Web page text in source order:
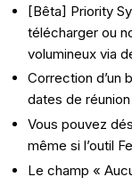
[Bêta] Priority
télécharger ou
volumineux via
Correction d’un
dates de
Vous pouvez
même si l’outil
Le champ «